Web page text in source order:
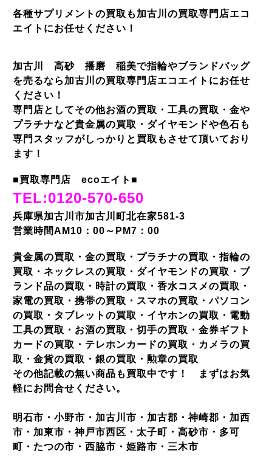
各種サプリメントの買取も加古川の買取専門店エコ
エイトにお任せください！
加古川 高砂 播磨 稲美で指輪やブランドバッグ
を売るなら加古川の買取専門店エコエイトにお任せ
ください！
専門店としてその他お酒の買取・工具の買取・金や
プラチナなど貴金属の買取・ダイヤモンドや色石も
専門スタッフがしっかりと買取もさせて頂いており
ます！
■買取専門店 ecoエイト■
TEL:0120-570-650
兵庫県加古川市加古川町北在家581-3
営業時間AM10：00～PM7：00
貴金属の買取・金の買取・プラチナの買取・指輪の
買取・ネックレスの買取・ダイヤモンドの買取・ブ
ランド品の買取・時計の買取・香水コスメの買取・
家電の買取・携帯の買取・スマホの買取・パソコン
の買取・タブレットの買取・イヤホンの買取・電動
工具の買取・お酒の買取・切手の買取・金券ギフト
カードの買取・テレホンカードの買取・カメラの買
取・金貨の買取・銀の買取・勲章の買取
その他記載の無い商品も買取中です！ まずはお気
軽にお問合せください。
明石市・小野市・加古川市・加古郡・神崎郡・加西
市・加東市・神戸市西区・太子町・高砂市・多可
町・たつの市・西脇市・姫路市・三木市